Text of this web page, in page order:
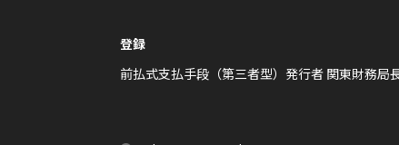
登録
前払式支払手段（第三者型）発行者 関東財務